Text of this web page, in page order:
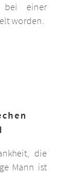
bei einer
worden.
die
Mann ist